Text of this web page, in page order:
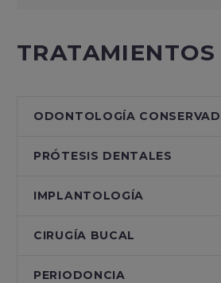
TRATAMIENTOS
ODONTOLOGÍA
PRÓTESIS DENTALES
IMPLANTOLOGÍA
CIRUGÍA BUCAL
PERIODONCIA